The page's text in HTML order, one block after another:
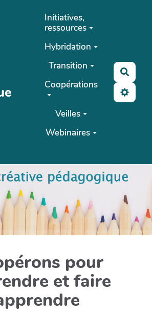
Initiatives,
ressources
Hybridation
Transition
Coopérations
Veilles
Webinaires
pour
et faire